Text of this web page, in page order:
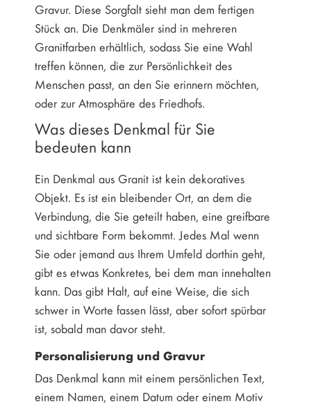
Gravur. Diese Sorgfalt sieht man dem fertigen
Stück an. Die Denkmäler sind in mehreren
Granitfarben erhältlich, sodass Sie eine Wahl
treffen können, die zur Persönlichkeit des
Menschen passt, an den Sie erinnern möchten,
oder zur Atmosphäre des Friedhofs.
Was dieses Denkmal für Sie
bedeuten kann
Ein Denkmal aus Granit ist kein dekoratives
Objekt. Es ist ein bleibender Ort, an dem die
Verbindung, die Sie geteilt haben, eine greifbare
und sichtbare Form bekommt. Jedes Mal wenn
Sie oder jemand aus Ihrem Umfeld dorthin geht,
gibt es etwas Konkretes, bei dem man innehalten
kann. Das gibt Halt, auf eine Weise, die sich
schwer in Worte fassen lässt, aber sofort spürbar
ist, sobald man davor steht.
Personalisierung und Gravur
Das Denkmal kann mit einem persönlichen Text,
einem Namen, einem Datum oder einem Motiv